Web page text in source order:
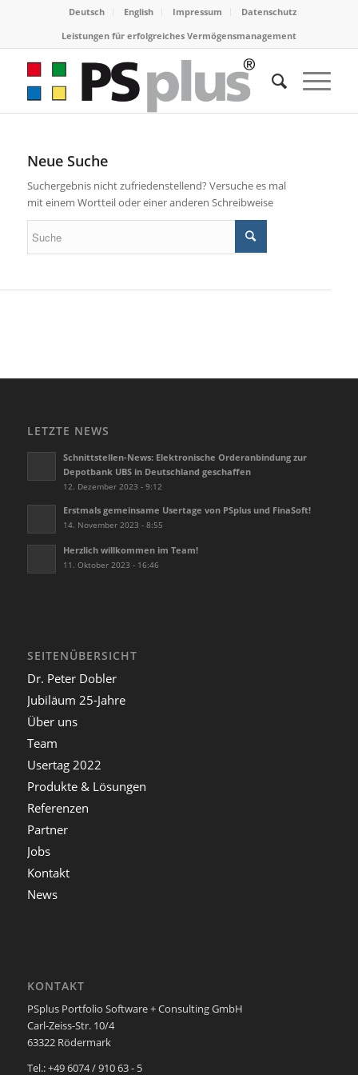
Deutsch English Impressum
Datenschutz
Leistungen für erfolgreiches Vermögensmanagement
Neue Suche
Suchergebnis nicht zufriedenstellend? Versuche es mal
mit einem Wortteil oder einer anderen Schreibweise
LETZTE NEWS
Schnittstellen-News: Elektronische Orderanbindung zur
Depotbank UBS in Deutschland geschaffen
12. Dezember 2023 - 9:12
Erstmals gemeinsame Usertage von PSplus und FinaSoft!
14. November 2023 - 8:55
Herzlich willkommen im Team!
11. Oktober 2023 - 16:46
SEITENÜBERSICHT
Dr. Peter Dobler
Jubiläum 25-Jahre
Über uns
Team
Usertag 2022
Produkte & Lösungen
Referenzen
Partner
Jobs
Kontakt
News
KONTAKT
PSplus Portfolio Software + Consulting GmbH
Carl-Zeiss-Str. 10/4
63322 Rödermark
Tel.: +49 6074 / 910 63 - 5